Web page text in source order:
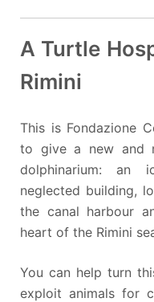
A Turtle
Rimini
This is Fondazione
to give a new and
dolphinarium: an
neglected building,
the canal harbour
heart of the Rimini
You can help turn
exploit animals for